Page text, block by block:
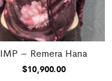
IMP – Remera Hana
$10,900.00